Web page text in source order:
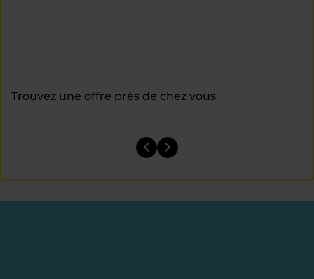
Trouvez une offre près de chez vous